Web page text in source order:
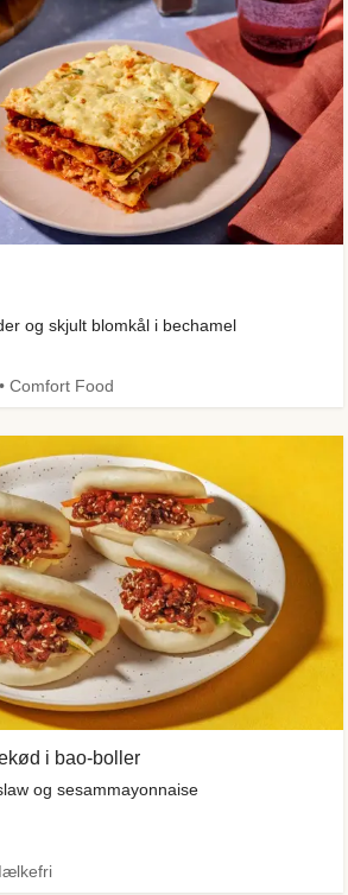
og skjult blomkål i bechamel
Comfort Food
i bao-boller
og sesammayonnaise